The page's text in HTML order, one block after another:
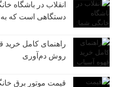
انقلاب در باشگاه
دستگاهی است که به
راهنمای کامل
روش دم‌آوری
قیمت موتور برق